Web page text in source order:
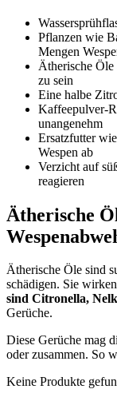
Pflanzen wie
Mengen
Ätherische
zu sein
Eine halbe
Kaffeepulver-
unangenehm
Ersatzfutter
Wespen ab
Verzicht auf
reagieren
Ätherische
Ätherische Öle sind
schädigen. Sie
sind Citronella,
Gerüche.
Diese Gerüche mag
oder zusammen. So
Keine Produkte